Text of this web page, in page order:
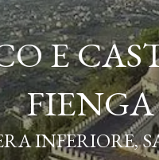
E
FIENGA
INFERIORE,
E
INFERIORE,